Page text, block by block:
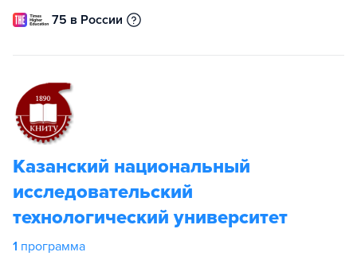
75 в России
Казанский национальный
исследовательский
технологический университет
1 программа